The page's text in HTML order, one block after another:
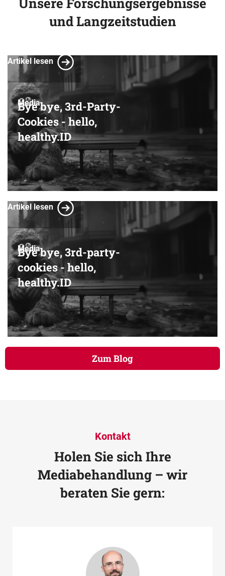
und Langzeitstudien
Artikel lesen
Media
Bye bye, 3rd-Party-
Cookies - hello,
healthy.ID
Artikel lesen
Media
Bye bye, 3rd-party-
cookies - hello,
healthy.ID
Zum Blog
Kontakt
Holen Sie sich Ihre
Mediabehandlung – wir
beraten Sie gern: